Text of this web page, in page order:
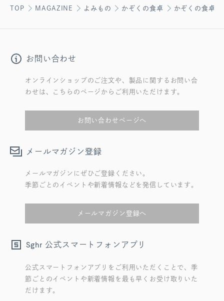
TOP MAGAZINE よみもの かぞくの食卓 かぞくの食卓
お問い合わせ
オンラインショップのご注文や、製品に関するお問い合
わせは、こちらのページからご利用いただけます。
お問い合わせページへ
メールマガジン登録
メールマガジンにぜひご登録ください。
季節ごとのイベントや新着情報などを発信しています。
メールマガジン登録へ
Sghr 公式スマートフォンアプリ
公式スマートフォンアプリをご利用いただくことで、季
節ごとのイベントや新着情報を最も早くお受け取りいた
だけます。